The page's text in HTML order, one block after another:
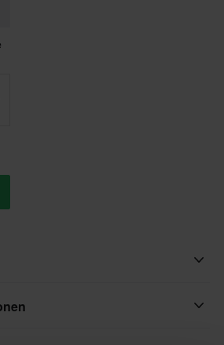
bietet unglaubliche Stabilität und